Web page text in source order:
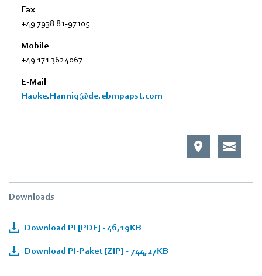
Fax
+49 7938 81-97105
Mobile
+49 171 3624067
E-Mail
Hauke.Hannig@de.ebmpapst.com
Downloads
Download PI [PDF] - 46,19KB
Download PI-Paket [ZIP] - 744,27KB